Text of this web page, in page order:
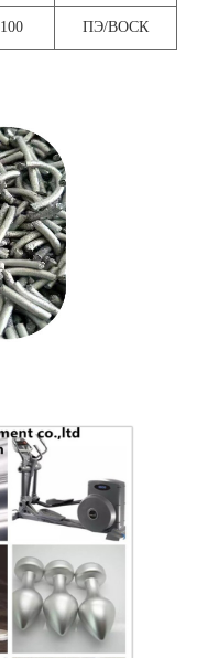
100 ПЭ/ВОСК